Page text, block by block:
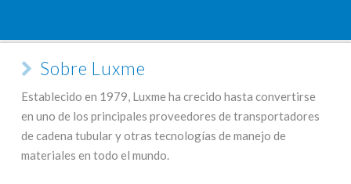
Sobre Luxme
Establecido en 1979, Luxme ha crecido hasta convertirse
en uno de los principales proveedores de transportadores
de cadena tubular y otras tecnologías de manejo de
materiales en todo el mundo.